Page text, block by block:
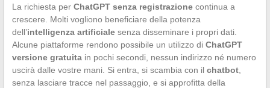
La richiesta per ChatGPT senza registrazionecontinua a
crescere. Molti vogliono beneficiare della potenza
dell’intelligenza artificialesenza disseminare i propri dati.
Alcune piattaforme rendono possibile un utilizzo di ChatGPT
versione gratuitain pochi secondi, nessun indirizzo né numero
uscirà dalle vostre mani. Si entra, si scambia con il chatbot,
senza lasciare tracce nel passaggio, e si approfitta della